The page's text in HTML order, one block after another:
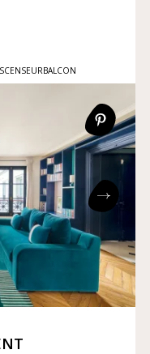
BALCON